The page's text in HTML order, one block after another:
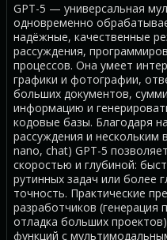
GPT-5 — универсальная
одновременно
надёжные, качественные
рассуждения,
процессов. Она умеет
графики и фотографии,
больших документов,
информацию и
кодовые базы. Благодаря
рассуждения и нескольким
nano, chat) GPT-5
скоростью и глубиной:
рутинных задач или более
точность. Практические
разработчиков
отладка больших
функций с